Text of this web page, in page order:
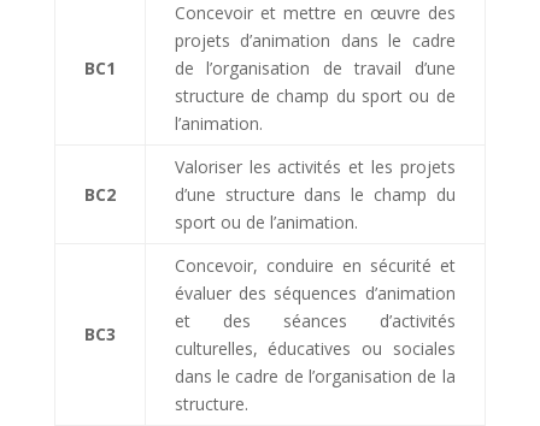
BC1
Concevoir et mettre en œuvre des
projets d’animation dans le cadre
de l’organisation de travail d’une
structure de champ du sport ou de
l’animation.
BC2
Valoriser les activités et les projets
d’une structure dans le champ du
sport ou de l’animation.
BC3
Concevoir, conduire en sécurité et
évaluer des séquences d’animation
et des séances d’activités
culturelles, éducatives ou sociales
dans le cadre de l’organisation de la
structure.